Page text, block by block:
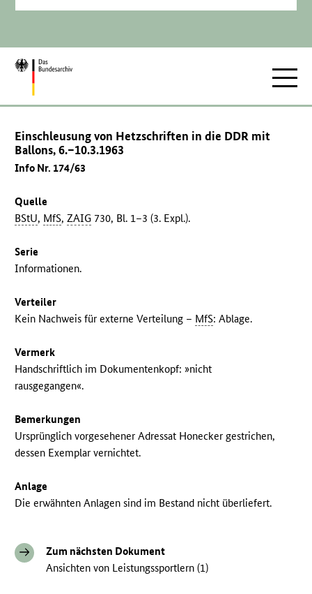
Zur
Einschleusung von Hetzschriften in die DDR mit
Ballons, 6.–10.3.1963
Info Nr. 174/63
Quelle
BStU, MfS,ZAIG 730, Bl. 1–3 (3. Expl.).
Serie
Informationen.
Verteiler
Kein Nachweis für externe Verteilung – MfS: Ablage.
Vermerk
Handschriftlich im Dokumentenkopf: »nicht
rausgegangen«.
Bemerkungen
Ursprünglich vorgesehener Adressat Honecker gestrichen,
dessen Exemplar vernichtet.
Anlage
Die erwähnten Anlagen sind im Bestand nicht überliefert.
Zum nächsten Dokument
Ansichten von Leistungssportlern (1)